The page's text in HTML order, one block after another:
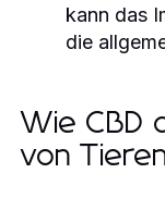
kann das
die
Wie CBD
von